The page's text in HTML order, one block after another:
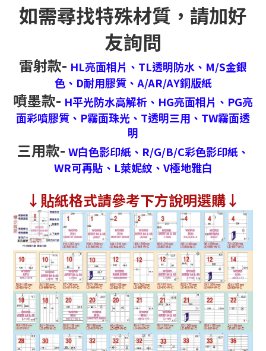
如需尋找特殊材質，請加好
友詢問
雷射款- HL亮面相片、 TL透明防水、 M/S金銀
色、 D耐用膠質、 A/AR/AY銅版紙
噴墨款- H平光防水高解析、 HG亮面相片、 PG亮
面彩噴膠質、 P霧面珠光、 T透明三用、 TW霧面透
明
三用款- W白色影印紙、 R/G/B/C彩色影印紙、
WR可再貼、 L萊妮紋、 V極地雅白
↓ 貼紙格式請參考下方說明選購↓